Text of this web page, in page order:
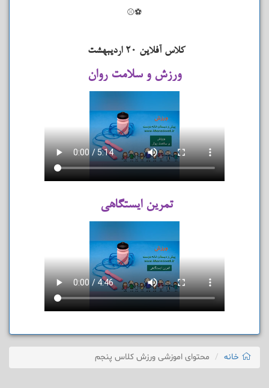
⚽⚾
کلاس آفلاین ۲۰ اردیبهشت
ورزش و سلامت روان
تمرین ایستگاهی
خانه محتوای اموزشی ورزش کلاس پنجم